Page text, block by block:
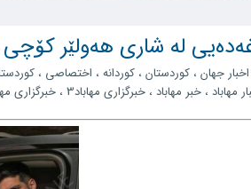
لە شاری هەولێر
اخبار جهان ،کوردستان ،کوردانه ، اختصاصی ،
مهاباد ،خبر مهاباد ،خبرگزاری مهاباد3 ،خبرگزاری